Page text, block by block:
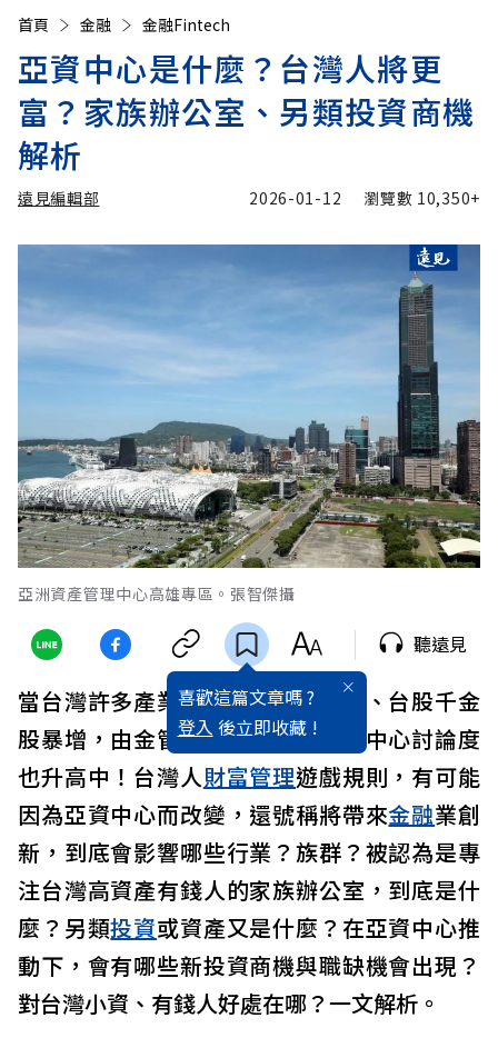
首頁 金融 金融Fintech
亞資中心是什麼？台灣人將更
富？家族辦公室、另類投資商機
解析
遠見編輯部 2026-01-12 瀏覽數 10,350+
亞洲資產管理中心高雄專區。張智傑攝
喜歡這篇文章嗎 ?
登入 後立即收藏 !
聽遠見
當台灣許多產業創造億元等級富豪、台股千金
股暴增，由金管會推動的高雄亞資中心討論度
也升高中！台灣人財富管理遊戲規則，有可能
因為亞資中心而改變，還號稱將帶來金融業創
新，到底會影響哪些行業？族群？被認為是專
注台灣高資產有錢人的家族辦公室，到底是什
麼？另類投資或資產又是什麼？在亞資中心推
動下，會有哪些新投資商機與職缺機會出現？
對台灣小資、有錢人好處在哪？一文解析。